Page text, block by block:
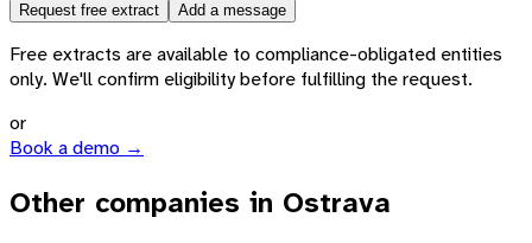
Request free extract Add a message
Free extracts are available to compliance-obligated entities
only. We'll confirm eligibility before fulfilling the request.
or
Book a demo →
Other companies in Ostrava